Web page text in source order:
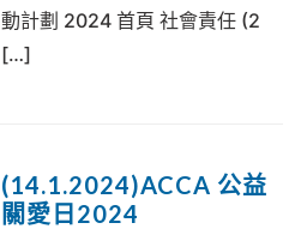
動計劃 2024 首頁 社會責任 (2
[…]
(14.1.2024)ACCA 公益
關愛日2024